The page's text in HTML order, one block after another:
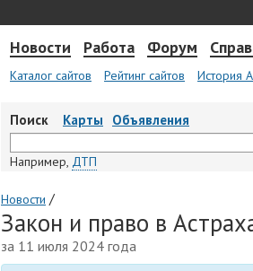
Новости Работа Форум
Каталог сайтов Рейтинг сайтов История
Поиск Карты Объявления
Например, ДТП
Новости /
Закон и право в
за 11 июля 2024 года